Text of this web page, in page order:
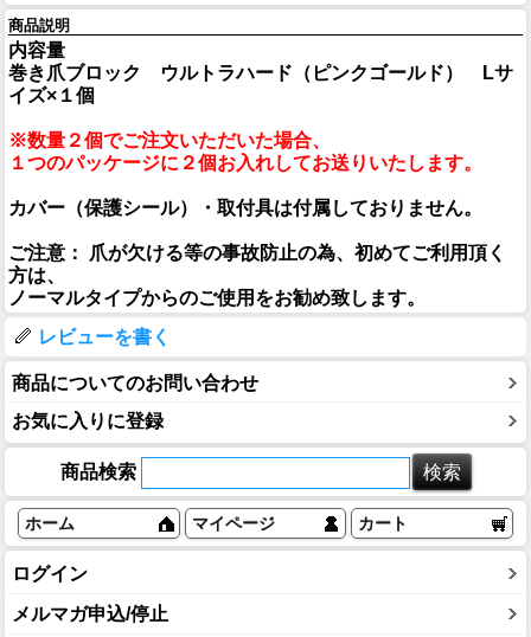
商品説明
内容量
巻き爪ブロック ウルトラハード（ピンクゴールド） Lサ
イズ×１個
※数量２個でご注文いただいた場合、
１つのパッケージに２個お入れしてお送りいたします。
カバー（保護シール）・取付具は付属しておりません。
ご注意： 爪が欠ける等の事故防止の為、初めてご利用頂く
方は、
ノーマルタイプからのご使用をお勧め致します。
レビューを書く
商品についてのお問い合わせ
お気に入りに登録
商品検索
ホーム マイページ カート
ログイン
メルマガ申込/停止